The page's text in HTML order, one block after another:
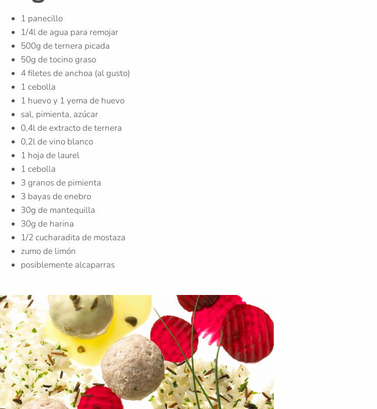
1 panecillo
1/4l de agua para remojar
500g de ternera picada
50g de tocino graso
4 filetes de anchoa (al gusto)
1 cebolla
1 huevo y 1 yema de huevo
sal, pimienta, azúcar
0,4l de extracto de ternera
0,2l de vino blanco
1 hoja de laurel
1 cebolla
3 granos de pimienta
3 bayas de enebro
30g de mantequilla
30g de harina
1/2 cucharadita de mostaza
zumo de limón
posiblemente alcaparras